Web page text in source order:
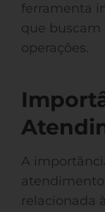
ferramenta
que buscam
operações.
A
relacionada